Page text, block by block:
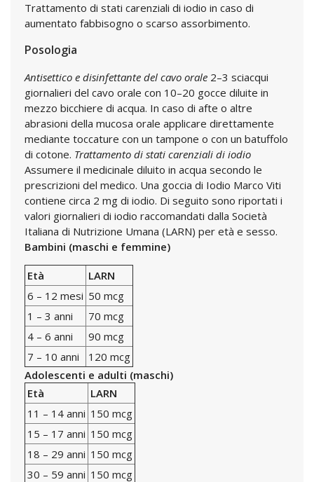
Trattamento di stati carenziali di iodio in caso di
aumentato fabbisogno o scarso assorbimento.
Posologia
Antisettico e disinfettante del cavo orale 2–3 sciacqui
giornalieri del cavo orale con 10–20 gocce diluite in
mezzo bicchiere di acqua. In caso di afte o altre
abrasioni della mucosa orale applicare direttamente
mediante toccature con un tampone o con un batuffolo
di cotone. Trattamento di stati carenziali di iodio
Assumere il medicinale diluito in acqua secondo le
prescrizioni del medico. Una goccia di Iodio Marco Viti
contiene circa 2 mg di iodio. Di seguito sono riportati i
valori giornalieri di iodio raccomandati dalla Società
Italiana di Nutrizione Umana (LARN) per età e sesso.
Bambini (maschi e femmine)
Età
LARN
6 – 12 mesi 50 mcg
1 – 3 anni
70 mcg
4 – 6 anni
90 mcg
7 – 10 anni
120 mcg
Adolescenti e adulti (maschi)
Età
LARN
11 – 14 anni 150 mcg
15 – 17 anni 150 mcg
18 – 29 anni 150 mcg
30 – 59 anni 150 mcg